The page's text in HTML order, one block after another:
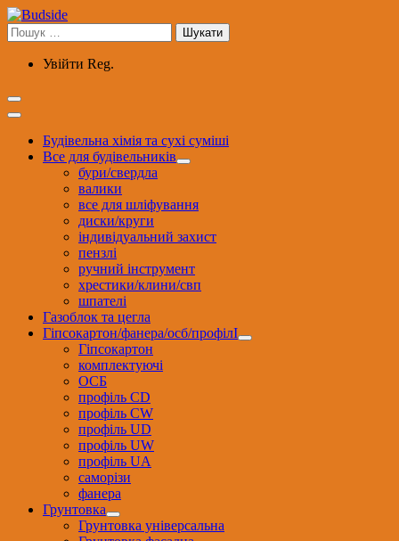
Перейти
до
вмісту
Пошук:
Увійти Reg.
Будівельна хімія та сухі суміші
Все для будівельників
бури/свердла
валики
все для шліфування
диски/круги
індивідуальний захист
пензлі
ручний інструмент
хрестики/клини/свп
шпателі
Газоблок та цегла
Гіпсокартон/фанера/осб/профілІ
Гіпсокартон
комплектуючі
ОСБ
профіль CD
профіль CW
профіль UD
профіль UW
профіль UА
саморізи
фанера
Грунтовка
Грунтовка універсальна